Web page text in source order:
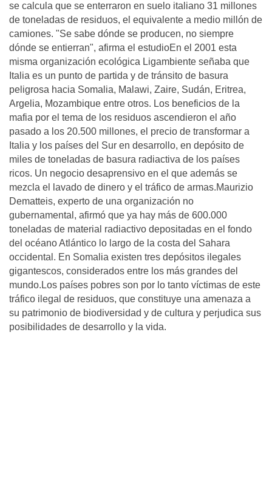
se calcula que se enterraron en suelo italiano 31 millones
de toneladas de residuos, el equivalente a medio millón de
camiones. "Se sabe dónde se producen, no siempre
dónde se entierran", afirma el estudioEn el 2001 esta
misma organización ecológica Ligambiente señaba que
Italia es un punto de partida y de tránsito de basura
peligrosa hacia Somalia, Malawi, Zaire, Sudán, Eritrea,
Argelia, Mozambique entre otros. Los beneficios de la
mafia por el tema de los residuos ascendieron el año
pasado a los 20.500 millones, el precio de transformar a
Italia y los países del Sur en desarrollo, en depósito de
miles de toneladas de basura radiactiva de los países
ricos. Un negocio desaprensivo en el que además se
mezcla el lavado de dinero y el tráfico de armas.Maurizio
Dematteis, experto de una organización no
gubernamental, afirmó que ya hay más de 600.000
toneladas de material radiactivo depositadas en el fondo
del océano Atlántico lo largo de la costa del Sahara
occidental. En Somalia existen tres depósitos ilegales
gigantescos, considerados entre los más grandes del
mundo.Los países pobres son por lo tanto víctimas de este
tráfico ilegal de residuos, que constituye una amenaza a
su patrimonio de biodiversidad y de cultura y perjudica sus
posibilidades de desarrollo y la vida.